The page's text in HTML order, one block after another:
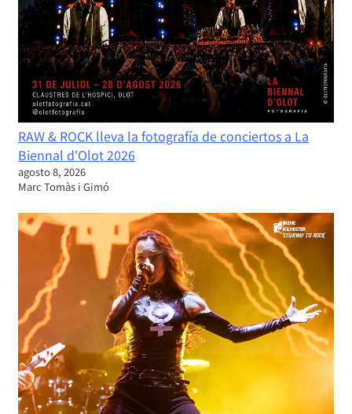
RAW & ROCK lleva la fotografía de conciertos a La
Biennal d'Olot 2026
agosto 8, 2026
Marc Tomàs i Gimó